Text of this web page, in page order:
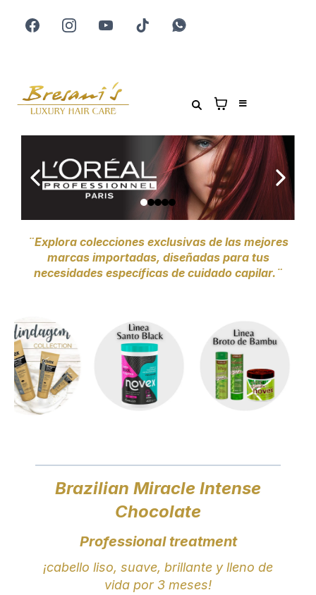
¨Explora colecciones exclusivas de las mejores
marcas importadas, diseñadas para tus
necesidades específicas de cuidado capilar.¨
Brazilian Miracle Intense
Chocolate
Professional treatment
¡cabello liso, suave, brillante y lleno de
vida por 3 meses!